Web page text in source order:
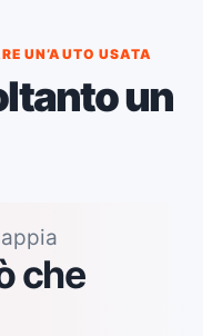
UN’AUTO USATA
un
che